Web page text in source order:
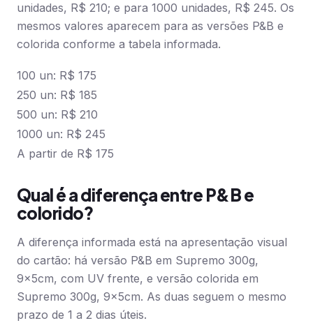
unidades, R$ 210; e para 1000 unidades, R$ 245. Os
mesmos valores aparecem para as versões P&B e
colorida conforme a tabela informada.
100 un: R$ 175
250 un: R$ 185
500 un: R$ 210
1000 un: R$ 245
A partir de R$ 175
Qual é a diferença entre P&B e
colorido?
A diferença informada está na apresentação visual
do cartão: há versão P&B em Supremo 300g,
9x5cm, com UV frente, e versão colorida em
Supremo 300g, 9x5cm. As duas seguem o mesmo
prazo de 1 a 2 dias úteis.